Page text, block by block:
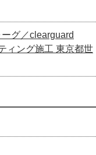
グ／clearguard
ィング施工 東京都世